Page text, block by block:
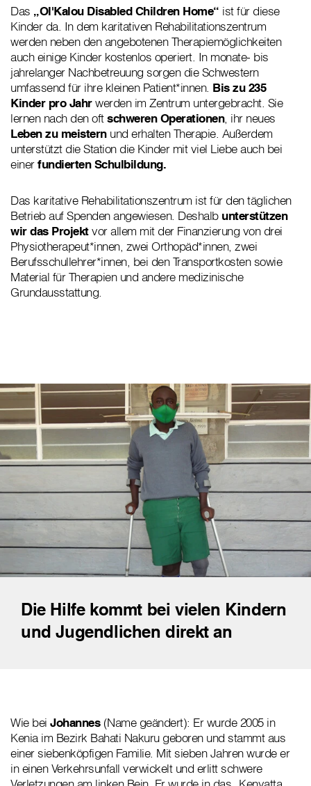
Das „Ol'Kalou Disabled Children Home“ ist für diese
Kinder da. In dem karitativen Rehabilitationszentrum
werden neben den angebotenen Therapiemöglichkeiten
auch einige Kinder kostenlos operiert. In monate- bis
jahrelanger Nachbetreuung sorgen die Schwestern
umfassend für ihre kleinen Patient*innen. Bis zu 235
Kinder pro Jahrwerden im Zentrum untergebracht. Sie
lernen nach den oftschweren Operationen, ihr neues
Leben zu meisternund erhalten Therapie. Außerdem
unterstützt die Station die Kinder mit viel Liebe auch bei
einerfundierten Schulbildung.
Das karitative Rehabilitationszentrum ist für den täglichen
Betrieb auf Spenden angewiesen. Deshalb unterstützen
wir das Projektvor allem mit der Finanzierung von drei
Physiotherapeut*innen, zwei Orthopäd*innen, zwei
Berufsschullehrer*innen, bei den Transportkosten sowie
Material für Therapien und andere medizinische
Grundausstattung.
Die Hilfe kommt bei vielen Kindern
und Jugendlichen direkt an
Wie bei Johannes(Name geändert): Er wurde 2005 in
Kenia im Bezirk Bahati Nakuru geboren und stammt aus
einer siebenköpfigen Familie. Mit sieben Jahren wurde er
in einen Verkehrsunfall verwickelt und erlitt schwere